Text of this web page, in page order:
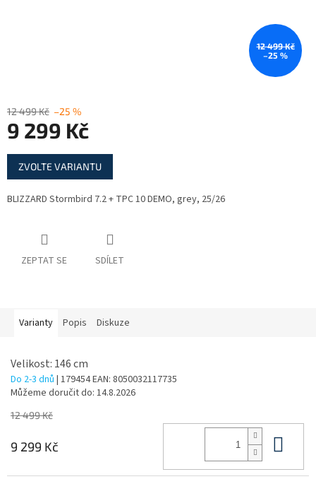
12 499 Kč
–25 %
12 499 Kč –25 %
9 299 Kč
Měrná
cena:
ZVOLTE VARIANTU
BLIZZARD Stormbird 7.2 + TPC 10 DEMO, grey, 25/26
ZEPTAT SE SDÍLET
Varianty Popis Diskuze
Velikost: 146 cm
Do 2-3 dnů | 179454EAN: 8050032117735
Můžeme doručit do: 14.8.2026
12 499 Kč
9 299 Kč